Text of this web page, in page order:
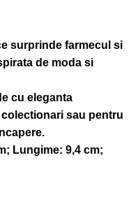
surprinde farmecul si
de moda si
cu eleganta
sau pentru
Lungime: 9,4 cm;